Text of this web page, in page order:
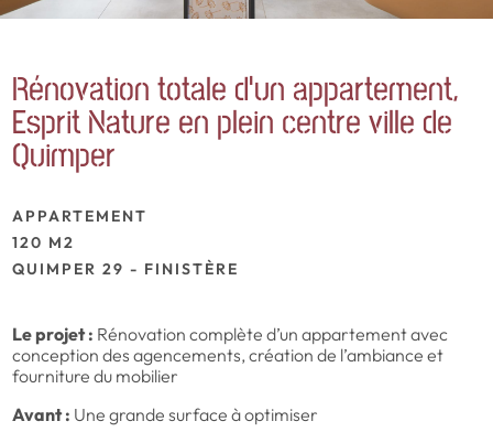
Rénovation totale d’un appartement,
Esprit Nature en plein centre ville de
Quimper
APPARTEMENT
120 M2
QUIMPER 29 - FINISTÈRE
Le projet : Rénovation complète d’un appartement avec
conception des agencements, création de l’ambiance et
fourniture du mobilier
Avant : Une grande surface à optimiser